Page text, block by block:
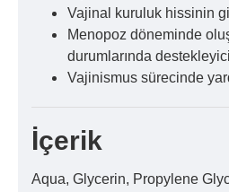
Vajinal kuruluk hissinin
Menopoz döneminde
durumlarında
Vajinismus sürecinde
İçerik
Aqua, Glycerin, Propylene